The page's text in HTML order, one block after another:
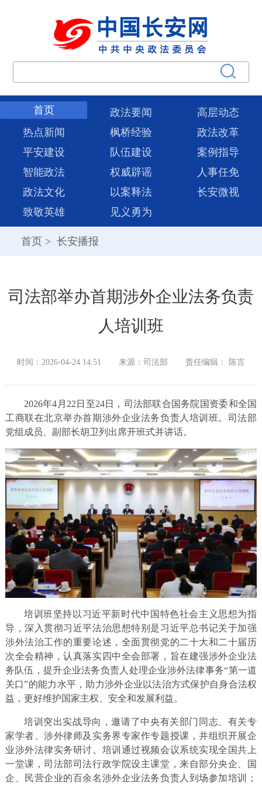
首页 政法要闻
高层动态
热点新闻
枫桥经验
政法改革
平安建设
队伍建设
案例指导
智能政法
权威辟谣
人事任免
政法文化
以案释法
长安微视
致敬英雄
见义勇为
首页 > 长安播报
司法部举办首期涉外企业法务负责
人培训班
时间：2026-04-24 14:51 来源：司法部 责任编辑： 陈言
2026年4月22日至24日，司法部联合国务院国资委和全国
工商联在北京举办首期涉外企业法务负责人培训班。司法部
党组成员、副部长胡卫列出席开班式并讲话。
培训班坚持以习近平新时代中国特色社会主义思想为指
导，深入贯彻习近平法治思想特别是习近平总书记关于加强
涉外法治工作的重要论述，全面贯彻党的二十大和二十届历
次全会精神，认真落实四中全会部署，旨在建强涉外企业法
务队伍，提升企业法务负责人处理企业涉外法律事务“第一道
关口”的能力水平，助力涉外企业以法治方式保护自身合法权
益，更好维护国家主权、安全和发展利益。
培训突出实战导向，邀请了中央有关部门同志、有关专
家学者、涉外律师及实务界专家作专题授课，并组织开展企
业涉外法律实务研讨。培训通过视频会议系统实现全国共上
一堂课，司法部司法行政学院设主课堂，来自部分央企、国
企、民营企业的百余名涉外企业法务负责人到场参加培训；